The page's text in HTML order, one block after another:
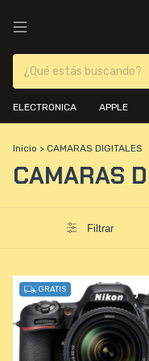
ELECTRONICA APPLE
Inicio > CAMARAS DIGITALES
CAMARAS
Filtrar
GRATIS